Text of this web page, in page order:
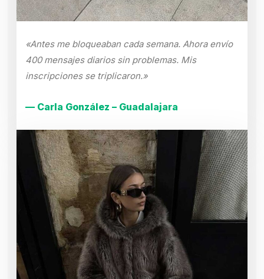
«Antes me bloqueaban cada semana. Ahora envío
400 mensajes diarios sin problemas. Mis
inscripciones se triplicaron.»
— Carla González – Guadalajara